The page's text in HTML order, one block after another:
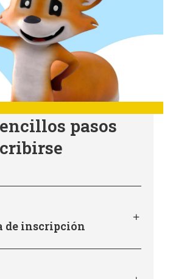
pasos
de inscripción
en línea a HVASC, junto